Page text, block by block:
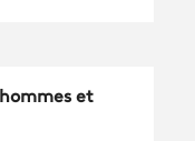
et